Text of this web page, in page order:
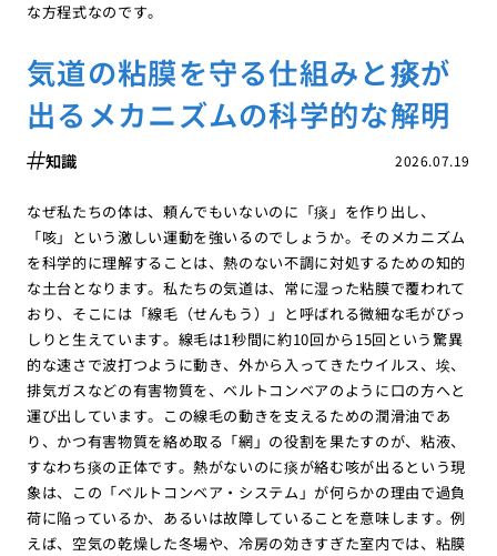
な方程式なのです。
気道の粘膜を守る仕組みと痰が
出るメカニズムの科学的な解明
2026.07.19
知識
なぜ私たちの体は、頼んでもいないのに「痰」を作り出し、
「咳」という激しい運動を強いるのでしょうか。そのメカニズム
を科学的に理解することは、熱のない不調に対処するための知的
な土台となります。私たちの気道は、常に湿った粘膜で覆われて
おり、そこには「線毛（せんもう）」と呼ばれる微細な毛がびっ
しりと生えています。線毛は1秒間に約10回から15回という驚異
的な速さで波打つように動き、外から入ってきたウイルス、埃、
排気ガスなどの有害物質を、ベルトコンベアのように口の方へと
運び出しています。この線毛の動きを支えるための潤滑油であ
り、かつ有害物質を絡め取る「網」の役割を果たすのが、粘液、
すなわち痰の正体です。熱がないのに痰が絡む咳が出るという現
象は、この「ベルトコンベア・システム」が何らかの理由で過負
荷に陥っているか、あるいは故障していることを意味します。例
えば、空気の乾燥した冬場や、冷房の効きすぎた室内では、粘膜